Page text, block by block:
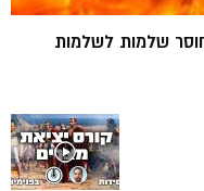
שלמות לשלמות